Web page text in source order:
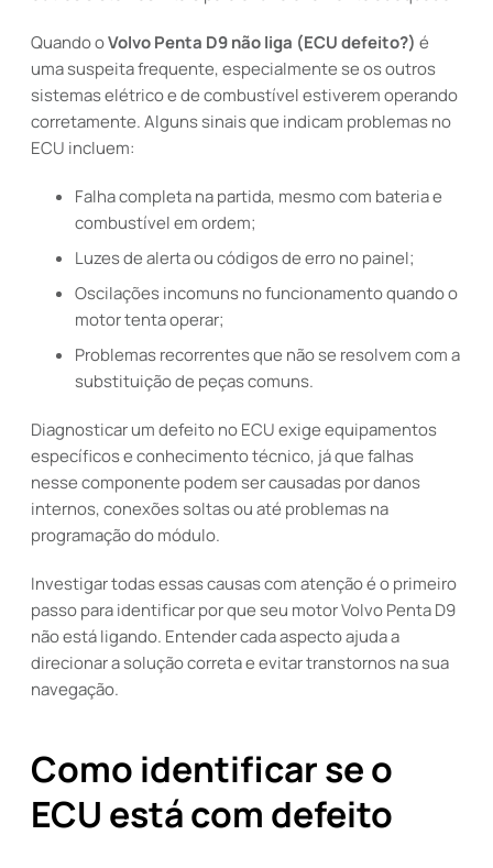
Quando oVolvo Penta D9 não liga (ECU defeito?) é
uma suspeita frequente, especialmente se os outros
sistemas elétrico e de combustível estiverem operando
corretamente. Alguns sinais que indicam problemas no
ECU incluem:
Falha completa na partida, mesmo com bateria e
combustível em ordem;
Luzes de alerta ou códigos de erro no painel;
Oscilações incomuns no funcionamento quando o
motor tenta operar;
Problemas recorrentes que não se resolvem com a
substituição de peças comuns.
Diagnosticar um defeito no ECU exige equipamentos
específicos e conhecimento técnico, já que falhas
nesse componente podem ser causadas por danos
internos, conexões soltas ou até problemas na
programação do módulo.
Investigar todas essas causas com atenção é o primeiro
passo para identificar por que seu motor Volvo Penta D9
não está ligando. Entender cada aspecto ajuda a
direcionar a solução correta e evitar transtornos na sua
navegação.
Como identificar se o
ECU está com defeito